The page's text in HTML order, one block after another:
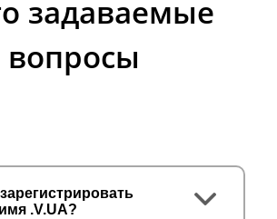
задаваемые
вопросы
.V.UA?